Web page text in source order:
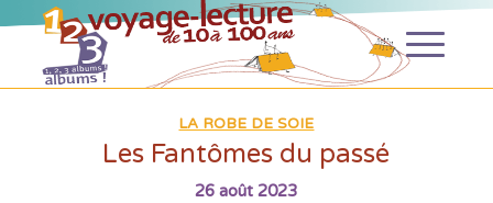
LA ROBE DE SOIE
Les Fantômes du passé
26 août 2023